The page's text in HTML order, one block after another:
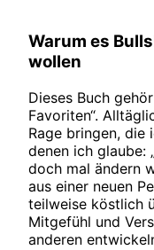
Warum es
wollen
Dieses Buch
Favoriten“.
Rage bringen, die
denen ich glaube:
doch mal ändern
aus einer neuen
teilweise köstlich
Mitgefühl und
anderen